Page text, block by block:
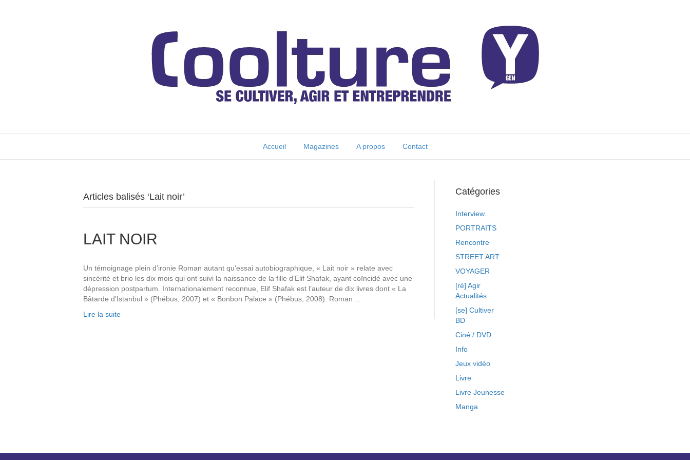
Accueil Magazines A propos Contact
Articles balisés ‘Lait noir’
LAIT NOIR
Un témoignage plein d’ironie Roman autant qu’essai autobiographique, « Lait noir » relate avec
sincérité et brio les dix mois qui ont suivi la naissance de la fille d’Elif Shafak, ayant coïncidé avec une
dépression postpartum. Internationalement reconnue, Elif Shafak est l’auteur de dix livres dont « La
Bâtarde d’Istanbul » (Phébus, 2007) et « Bonbon Palace » (Phébus, 2008). Roman…
Lire la suite
Catégories
Interview
PORTRAITS
Rencontre
STREET ART
VOYAGER
[ré] Agir
Actualités
[se] Cultiver
BD
Ciné / DVD
Info
Jeux vidéo
Livre
Livre Jeunesse
Manga